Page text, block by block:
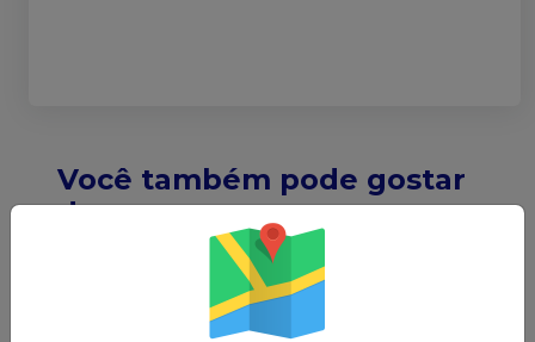
Você também pode gostar
desses
%